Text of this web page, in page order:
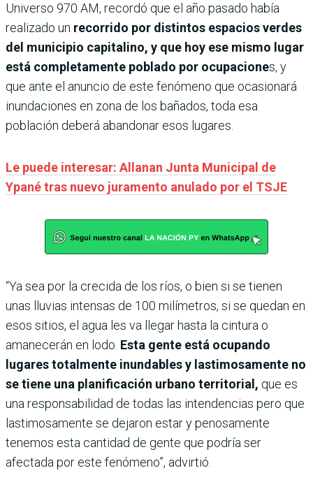
Universo 970 AM, recordó que el año pasado había
realizado un recorrido por distintos espacios verdes
del municipio capitalino, y que hoy ese mismo lugar
está completamente poblado por ocupaciones, y
que ante el anuncio de este fenómeno que ocasionará
inundaciones en zona de los bañados, toda esa
población deberá abandonar esos lugares.
Le puede interesar: Allanan Junta Municipal de
Ypané tras nuevo juramento anulado por el TSJE
“Ya sea por la crecida de los ríos, o bien si se tienen
unas lluvias intensas de 100 milímetros, si se quedan en
esos sitios, el agua les va llegar hasta la cintura o
amanecerán en lodo. Esta gente está ocupando
lugares totalmente inundables y lastimosamente no
se tiene una planificación urbano territorial, que es
una responsabilidad de todas las intendencias pero que
lastimosamente se dejaron estar y penosamente
tenemos esta cantidad de gente que podría ser
afectada por este fenómeno”, advirtió.